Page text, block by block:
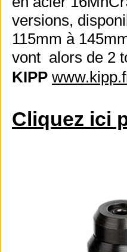
versions,
115mm à
vont alors de 2
KIPP
Cliquez ici